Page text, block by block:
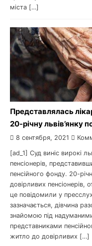
міста […]
Представлялась
20-річну львів’янку
8 сентября, 2021
[ad_1] Суд виніс вирокі
пенсіонерів,
пенсійного фонду. 20-
довірливих
це повідомили у
зазначається, дівчина
знайомою під
представниками
житло до довірливих […]